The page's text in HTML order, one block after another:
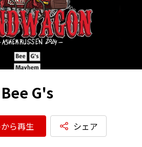
Bee G's
ら再生 シェア